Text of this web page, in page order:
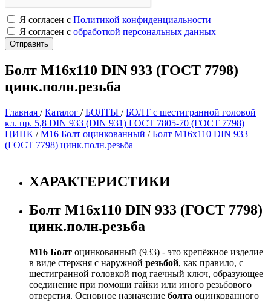
Я согласен с Политикой конфиденциальности
Я согласен с обработкой персональных данных
Болт М16х110 DIN 933 (ГОСТ 7798)
цинк.полн.резьба
Главная /Каталог /БОЛТЫ /БОЛТ с шестигранной головой
кл. пр. 5,8 DIN 933 (DIN 931) ГОСТ 7805-70 (ГОСТ 7798)
ЦИНК /М16 Болт оцинкованный /Болт М16х110 DIN 933
(ГОСТ 7798) цинк.полн.резьба
ХАРАКТЕРИСТИКИ
Болт М16х110 DIN 933 (ГОСТ 7798)
цинк.полн.резьба
М16 Болт оцинкованный (933) - это крепёжное изделие
в виде стержня с наружной резьбой, как правило, с
шестигранной головкой под гаечный ключ, образующее
соединение при помощи гайки или иного резьбового
отверстия. Основное назначение болта оцинкованного